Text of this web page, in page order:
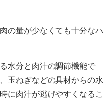
の量が少なくても十分なハ
水分と肉汁の調節機能で
玉ねぎなどの具材からの水
に肉汁が逃げやすくなるこ